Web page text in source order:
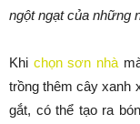
ngột ngạt của những
Khi chọn sơn nhà
trồng thêm cây xanh
gắt, có thể tạo ra